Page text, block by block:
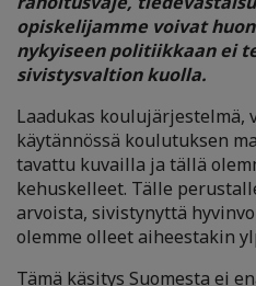
opiskelijamme voivat
nykyiseen politiikkaan ei
sivistysvaltion kuolla.
Laadukas koulujärjestelmä,
käytännössä koulutuksen
tavattu kuvailla ja tällä
kehuskelleet. Tälle
arvoista, sivistynyttä
olemme olleet aiheestakin
Tämä käsitys Suomesta ei